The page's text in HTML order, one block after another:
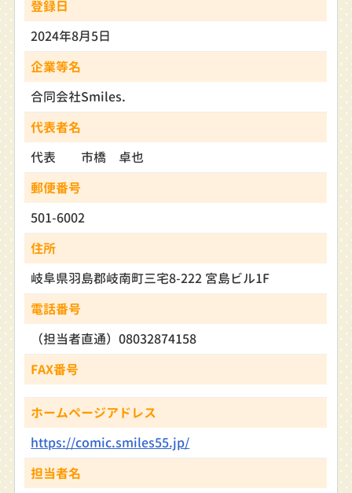
登録日
2024年8月5日
企業等名
合同会社Smiles.
代表者名
代表 市橋 卓也
郵便番号
501-6002
住所
岐阜県羽島郡岐南町三宅8-222 宮島ビル1F
電話番号
（担当者直通）08032874158
FAX番号
ホームページアドレス
https://comic.smiles55.jp/
担当者名